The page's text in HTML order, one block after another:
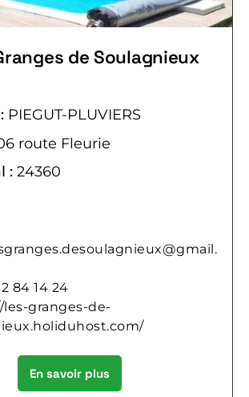
de Soulagnieux
PIEGUT-PLUVIERS
route Fleurie
: 24360
84 14 24
granges-de-
En savoir plus